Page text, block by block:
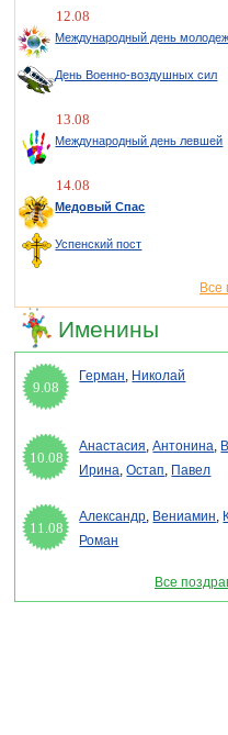
12.08
Международный день
День Военно-воздушных сил
13.08
Международный день левшей
14.08
Медовый Спас
Успенский пост
Все
Именины
9.08
Герман, Николай
10.08
Анастасия,Антонина,
Ирина,Остап, Павел
11.08
Александр, Вениамин,
Роман
Все